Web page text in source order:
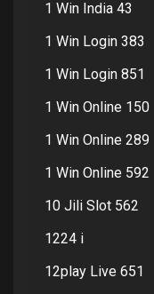
1 Win India 43
1 Win Login 383
1 Win Login 851
1 Win Online 150
1 Win Online 289
1 Win Online 592
10 Jili Slot 562
1224 i
12play Live 651